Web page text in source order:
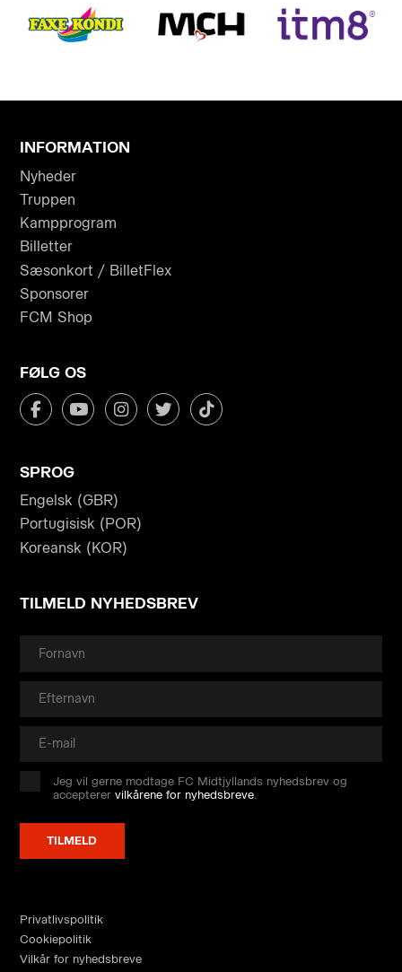
INFORMATION
Nyheder
Truppen
Kampprogram
Billetter
Sæsonkort / BilletFlex
Sponsorer
FCM Shop
FØLG OS
SPROG
Engelsk (GBR)
Portugisisk (POR)
Koreansk (KOR)
TILMELD NYHEDSBREV
Jeg vil gerne modtage FC Midtjyllands nyhedsbrev og
accepterervilkårene for nyhedsbreve
Privatlivspolitik
Cookiepolitik
Vilkår for nyhedsbreve